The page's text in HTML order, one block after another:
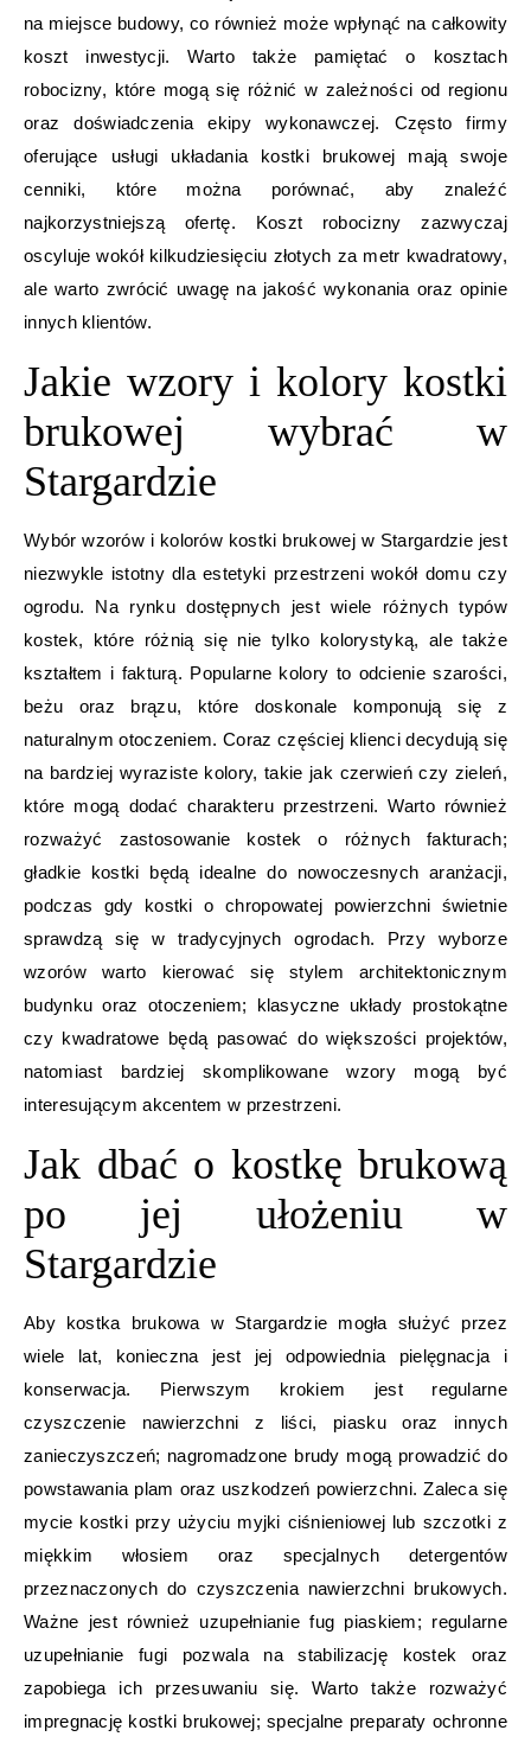
na miejsce budowy, co również może wpłynąć na całkowity
koszt inwestycji. Warto także pamiętać o kosztach
robocizny, które mogą się różnić w zależności od regionu
oraz doświadczenia ekipy wykonawczej. Często firmy
oferujące usługi układania kostki brukowej mają swoje
cenniki, które można porównać, aby znaleźć
najkorzystniejszą ofertę. Koszt robocizny zazwyczaj
oscyluje wokół kilkudziesięciu złotych za metr kwadratowy,
ale warto zwrócić uwagę na jakość wykonania oraz opinie
innych klientów.
Jakie wzory i kolory kostki
brukowej wybrać w
Stargardzie
Wybór wzorów i kolorów kostki brukowej w Stargardzie jest
niezwykle istotny dla estetyki przestrzeni wokół domu czy
ogrodu. Na rynku dostępnych jest wiele różnych typów
kostek, które różnią się nie tylko kolorystyką, ale także
kształtem i fakturą. Popularne kolory to odcienie szarości,
beżu oraz brązu, które doskonale komponują się z
naturalnym otoczeniem. Coraz częściej klienci decydują się
na bardziej wyraziste kolory, takie jak czerwień czy zieleń,
które mogą dodać charakteru przestrzeni. Warto również
rozważyć zastosowanie kostek o różnych fakturach;
gładkie kostki będą idealne do nowoczesnych aranżacji,
podczas gdy kostki o chropowatej powierzchni świetnie
sprawdzą się w tradycyjnych ogrodach. Przy wyborze
wzorów warto kierować się stylem architektonicznym
budynku oraz otoczeniem; klasyczne układy prostokątne
czy kwadratowe będą pasować do większości projektów,
natomiast bardziej skomplikowane wzory mogą być
interesującym akcentem w przestrzeni.
Jak dbać o kostkę brukową
po jej ułożeniu w
Stargardzie
Aby kostka brukowa w Stargardzie mogła służyć przez
wiele lat, konieczna jest jej odpowiednia pielęgnacja i
konserwacja. Pierwszym krokiem jest regularne
czyszczenie nawierzchni z liści, piasku oraz innych
zanieczyszczeń; nagromadzone brudy mogą prowadzić do
powstawania plam oraz uszkodzeń powierzchni. Zaleca się
mycie kostki przy użyciu myjki ciśnieniowej lub szczotki z
miękkim włosiem oraz specjalnych detergentów
przeznaczonych do czyszczenia nawierzchni brukowych.
Ważne jest również uzupełnianie fug piaskiem; regularne
uzupełnianie fugi pozwala na stabilizację kostek oraz
zapobiega ich przesuwaniu się. Warto także rozważyć
impregnację kostki brukowej; specjalne preparaty ochronne